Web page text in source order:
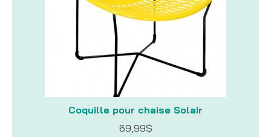
Coquille pour chaise Solair
69,99$